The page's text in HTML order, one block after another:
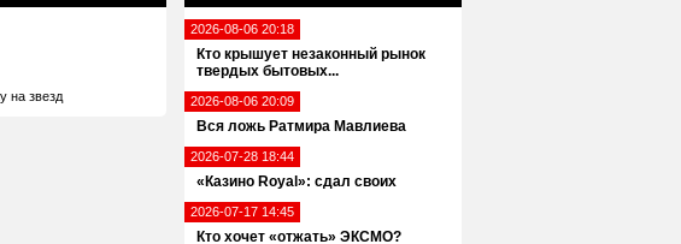
2026-08-06 20:18
Кто крышует незаконный рынок
твердых бытовых...
2026-08-06 20:09
Вся ложь Ратмира Мавлиева
2026-07-28 18:44
«Казино Royal»: сдал своих
2026-07-17 14:45
Кто хочет «отжать» ЭКСМО?
на звезд